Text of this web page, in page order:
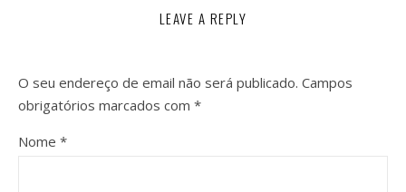
LEAVE A REPLY
O seu endereço de email não será publicado. Campos
obrigatórios marcados com *
Nome *